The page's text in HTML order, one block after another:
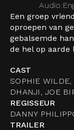
Audio:
Een groep
oproepen van
gebalsemde
de hel op aarde
CAST
SOPHIE WILDE,
DHANJI, JOE
REGISSEUR
DANNY
TRAILER